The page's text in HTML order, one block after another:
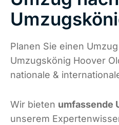
Planen Sie einen
Umzugskönig Hoover
nationale &
Wir bieten umfassende
unserem